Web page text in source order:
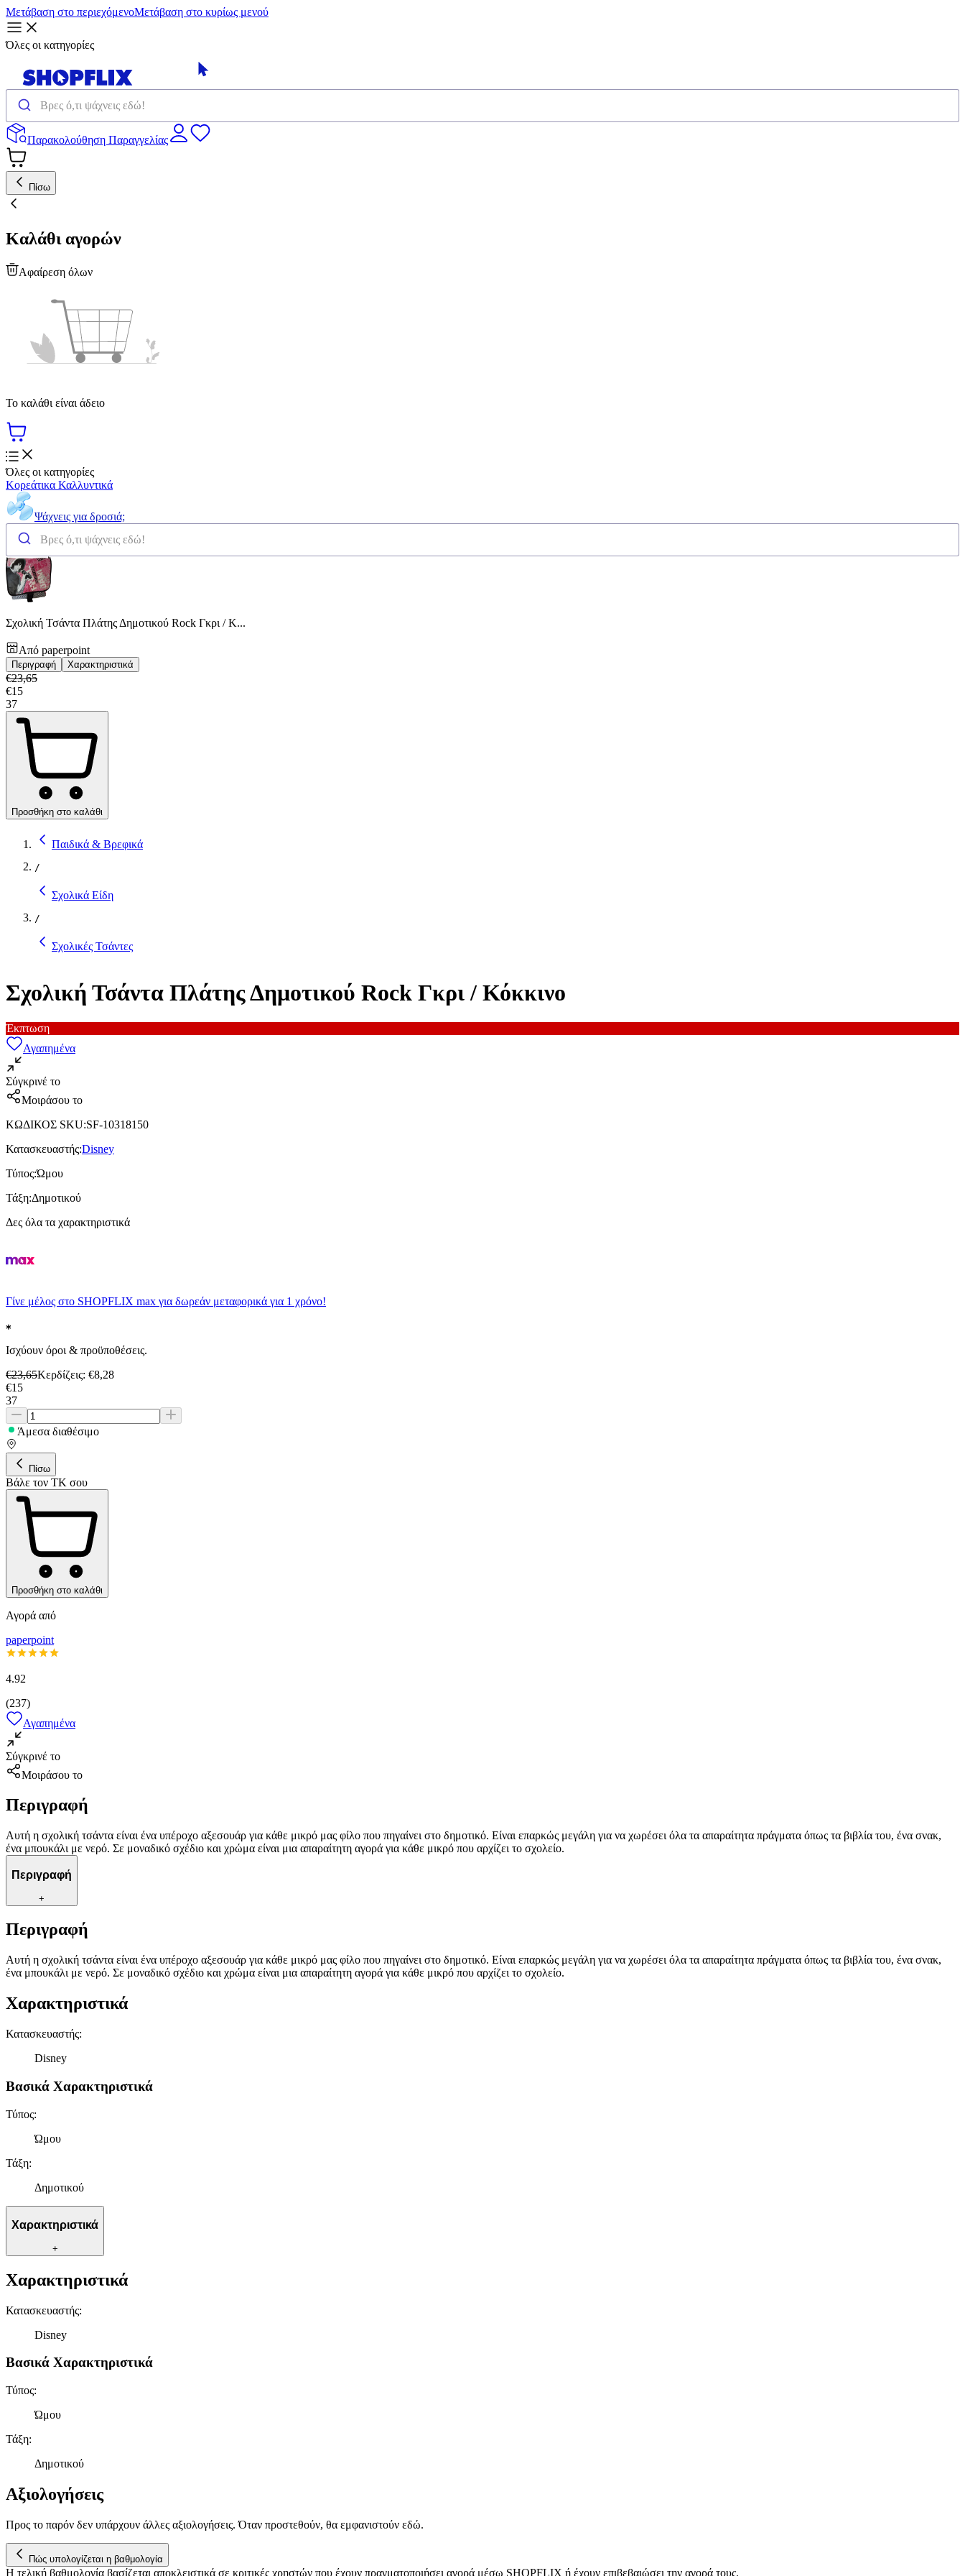
Μετάβαση στο περιεχόμενοΜετάβαση στο κυρίως μενού
Όλες οι κατηγορίες
Παρακολούθηση Παραγγελίας
Πίσω
Καλάθι αγορών
Αφαίρεση όλων
Το καλάθι είναι άδειο
Όλες οι κατηγορίες
Κορεάτικα Καλλυντικά
Ψάχνεις για δροσιά;
Σχολική Τσάντα Πλάτης Δημοτικού Rock Γκρι / Κ...
Από paperpoint
Περιγραφή Χαρακτηριστικά
€23,65
€15
37
Προσθήκη στο καλάθι
Παιδικά & Βρεφικά
/
Σχολικά Είδη
/
Σχολικές Τσάντες
Σχολική Τσάντα Πλάτης Δημοτικού Rock Γκρι / Κόκκινο
Έκπτωση
Αγαπημένα
Σύγκρινέ το
Μοιράσου το
ΚΩΔΙΚΟΣ SKU:SF-10318150
Κατασκευαστής:Disney
Τύπος:Ώμου
Τάξη:Δημοτικού
Δες όλα τα χαρακτηριστικά
Γίνε μέλος στο SHOPFLIX max για δωρεάν μεταφορικά για 1 χρόνο!
Ισχύουν όροι & προϋποθέσεις.
€23,65Κερδίζεις: €8,28
€15
37
Άμεσα διαθέσιμο
Πίσω
Βάλε τον ΤΚ σου
Προσθήκη στο καλάθι
Αγορά από
paperpoint
4.92
(237)
Αγαπημένα
Σύγκρινέ το
Μοιράσου το
Περιγραφή
Αυτή η σχολική τσάντα είναι ένα υπέροχο αξεσουάρ για κάθε μικρό μας φίλο που πηγαίνει στο δημοτικό. Είναι επαρκώς μεγάλη για να χωρέσει όλα τα απαραίτητα πράγματα όπως τα βιβλία του, ένα σνακ,
ένα μπουκάλι με νερό. Σε μοναδικό σχέδιο και χρώμα είναι μια απαραίτητη αγορά για κάθε μικρό που αρχίζει το σχολείο.
Περιγραφή
+
Περιγραφή
Αυτή η σχολική τσάντα είναι ένα υπέροχο αξεσουάρ για κάθε μικρό μας φίλο που πηγαίνει στο δημοτικό. Είναι επαρκώς μεγάλη για να χωρέσει όλα τα απαραίτητα πράγματα όπως τα βιβλία του, ένα σνακ,
ένα μπουκάλι με νερό. Σε μοναδικό σχέδιο και χρώμα είναι μια απαραίτητη αγορά για κάθε μικρό που αρχίζει το σχολείο.
Χαρακτηριστικά
Κατασκευαστής:
Disney
Βασικά Χαρακτηριστικά
Τύπος:
Ώμου
Τάξη:
Δημοτικού
Χαρακτηριστικά
+
Χαρακτηριστικά
Κατασκευαστής:
Disney
Βασικά Χαρακτηριστικά
Τύπος:
Ώμου
Τάξη:
Δημοτικού
Αξιολογήσεις
Προς το παρόν δεν υπάρχουν άλλες αξιολογήσεις. Όταν προστεθούν, θα εμφανιστούν εδώ.
Πώς υπολογίζεται η βαθμολογία
Η τελική βαθμολογία βασίζεται αποκλειστικά σε κριτικές χρηστών που έχουν πραγματοποιήσει αγορά μέσω SHOPFLIX ή έχουν επιβεβαιώσει την αγορά τους.